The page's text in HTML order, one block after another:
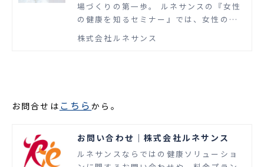
場づくりの第一歩。 ルネサンスの『女性
の健康を知るセミナー』では、女性のラ
イフステージに合わせた健康課題対策を
学べます。働く女性の増加とライフスタ
株式会社ルネサンス
お問合せは こちらから。
お問い合わせ｜株式会社ルネサンス
ルネサンスならではの健康ソリューショ